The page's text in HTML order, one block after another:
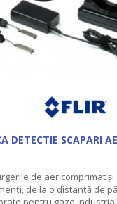
DETECTIE SCAPARI
de aer comprimat și
de la o distanță de